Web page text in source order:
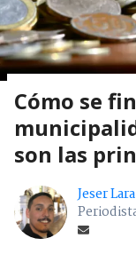
Cómo se
son las
Jeser Lara